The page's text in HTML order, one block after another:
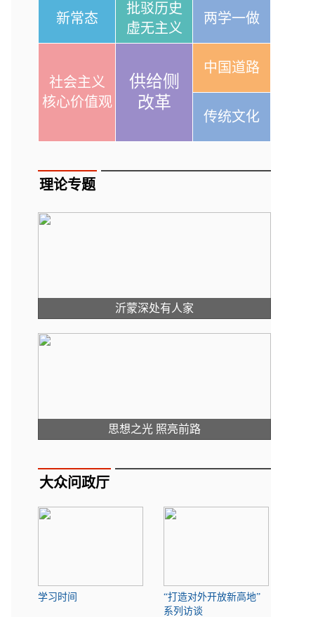
新常态
批驳历史
虚无主义
两学一做
社会主义
核心价值观
供给侧
改革
中国道路
传统文化
理论专题
沂蒙深处有人家
思想之光 照亮前路
大众问政厅
学习时间
“打造对外开放新高地”
系列访谈